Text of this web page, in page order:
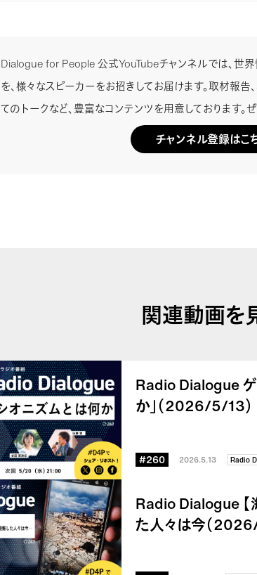
Dialogue for People 公式YouTubeチャンネルでは、世
を、様々なスピーカーをお招きしてお届けます。取材報
てのトークなど、豊富なコンテンツを用意しております。
チャンネル登録はこ
関連動画を
Radio Dialogue ゲ
か」（2026/5/13）
#260 2026.5.13 Radio
Radio Dialogue
た人々は今（